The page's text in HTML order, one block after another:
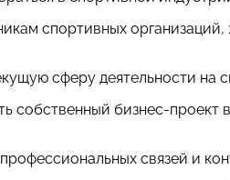
спортивных
сферу деятельности на
собственный бизнес-
связей и